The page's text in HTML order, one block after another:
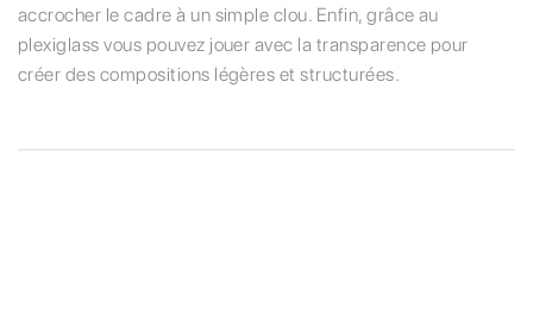
accrocher le cadre à un simple clou. Enfin, grâce au
plexiglass vous pouvez jouer avec la transparence pour
créer des compositions légères et structurées.